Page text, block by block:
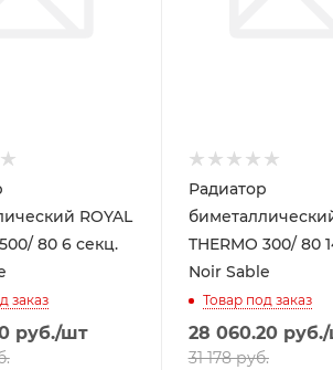
ROYAL
секц.
заказ
руб./шт
Радиатор
THERMO 300/ 80 14 секц.
Noir Sable
Товар под заказ
28 060.20руб./
31 178руб.